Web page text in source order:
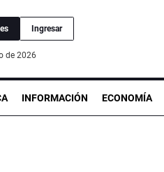
Ingresar
de 2026
INFORMACIÓN ECONOMÍA